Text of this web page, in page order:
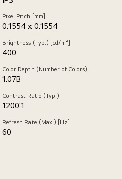
Pixel Pitch [mm]
0.1554 x 0.1554
Brightness (Typ.) [cd/m²]
400
Color Depth (Number of Colors)
1.07B
Contrast Ratio (Typ.)
1200:1
Refresh Rate (Max.) [Hz]
60